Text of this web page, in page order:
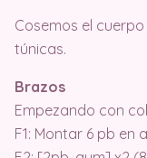
Cosemos el
túnicas.
Brazos
Empezando con
F1: Montar 6 pb en